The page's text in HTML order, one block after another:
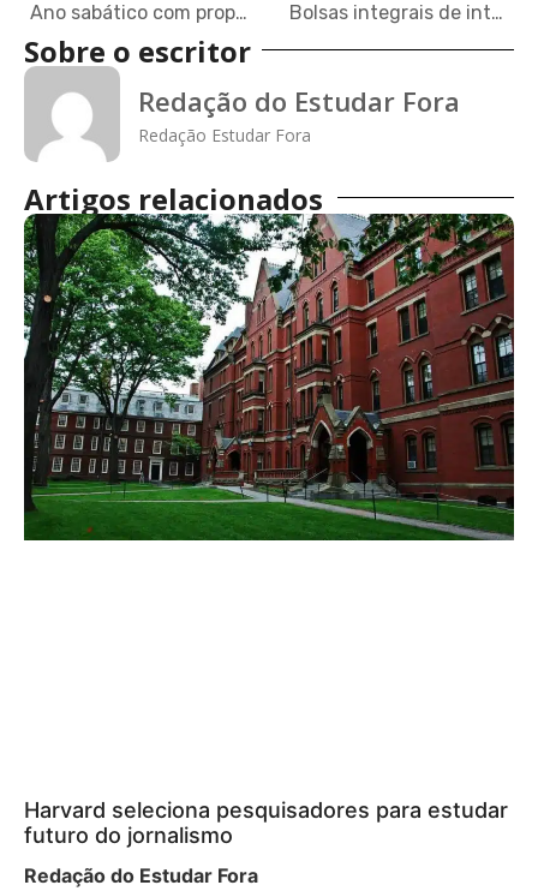
Ano sabático com propósito: o que é e como transformar esse tempo em uma jornada de autoconhecimento Bolsas integrais de intercâmbio em STEM para estudantes do ensino médio
Sobre o escritor
Redação do Estudar Fora
Redação Estudar Fora
Artigos relacionados
Harvard seleciona pesquisadores para estudar
futuro do jornalismo
Redação do Estudar Fora